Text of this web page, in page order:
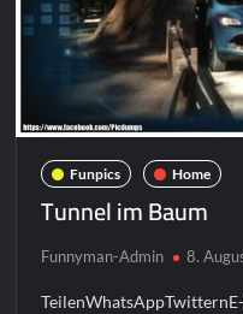
Funpics Home
Tunnel im Baum
Funnyman-Admin 8.